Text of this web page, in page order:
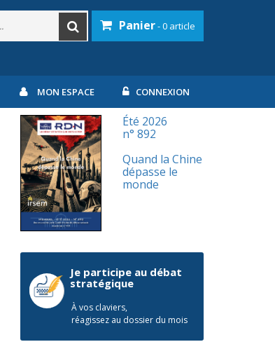
Panier- 0 article
MON ESPACE CONNEXION
Été 2026
n° 892
Quand la Chine
dépasse le
monde
Je participe au débat
stratégique
À vos claviers,
réagissez au dossier du mois